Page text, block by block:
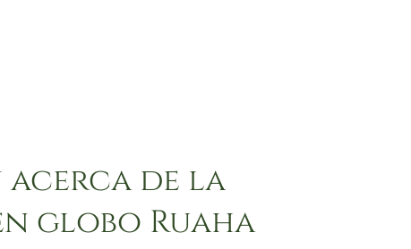
de la
globo Ruaha